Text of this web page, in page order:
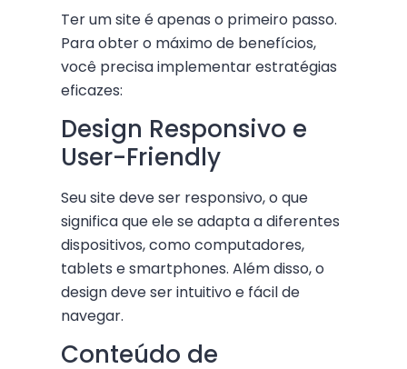
Ter um site é apenas o primeiro passo.
Para obter o máximo de benefícios,
você precisa implementar estratégias
eficazes:
Design Responsivo e
User-Friendly
Seu site deve ser responsivo, o que
significa que ele se adapta a diferentes
dispositivos, como computadores,
tablets e smartphones. Além disso, o
design deve ser intuitivo e fácil de
navegar.
Conteúdo de